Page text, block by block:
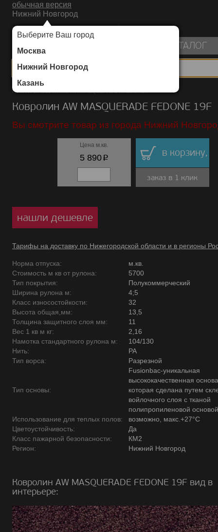
обычная версия
Нижний Новгород
Выберите Ваш город
Москва
Нижний Новгород
Казань
ИНТЕРНЕТ-МАГАЗИН НАПОЛЬНЫХ ПОКРЫТИЙ
КАТАЛОГ
Каталог/Ковролин/AW MASQUERADE/FEDONE
Ковролин AW MASQUERADE FEDONE 19F
Вы смотрите товар из города Нижний
Цена м.кв.
5 890p в корзину,
заказ в 1 клик
нашли дешевле
Тарифы на доставку по Нижегородской области и в регионы
Норма отпуска:
м.кв.
Стоимость м кв от рулона:
5700
Тип покрытия:
Полукоммерческий
Ширина рулона м:
4;5
Класс износостойкости:
32
Высота общая,мм:
13,5
Толщина защитного слоя мм:
11
Вес 1 кв м кг:
2,16
Намотка стандартного рулона м:
104/130
Нить:
PA
Тип ворса:
Разрезной
Тип основы:
Fusionbac-уникальная
высококачественная основа
которая сделана путем
войлочного слоя с тканой
полипропиленовой
Использование для теплых полов:
возможно, макс.+27°С
Цветоустойчивость:
Да
Класс пажарной безопасности:
КМ2
Регион:
Нижний Новгород
Ковролин AW MASQUERADE FEDONE 19F вид в
интерьере: